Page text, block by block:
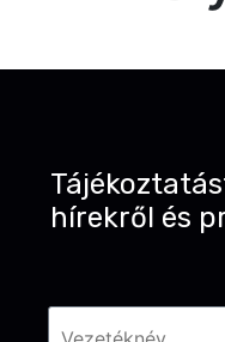
hírekről és
Név *